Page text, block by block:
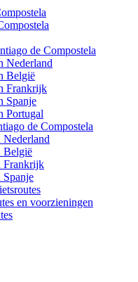
de Compostela
Nederland
België
Frankrijk
Spanje
Portugal
de Compostela
Nederland
België
Frankrijk
Spanje
en voorzieningen